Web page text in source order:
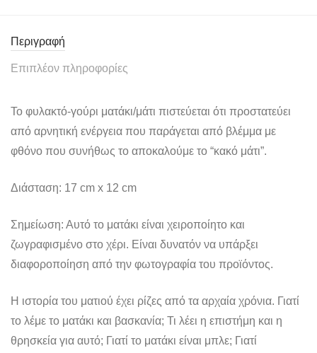
Περιγραφή
Επιπλέον πληροφορίες
Το φυλακτό-γούρι ματάκι/μάτι πιστεύεται ότι προστατεύει
από αρνητική ενέργεια που παράγεται από βλέμμα με
φθόνο που συνήθως το αποκαλούμε το “κακό μάτι”.
Διάσταση: 17 cm x 12 cm
Σημείωση: Αυτό το ματάκι είναι χειροποίητο και
ζωγραφισμένο στο χέρι. Είναι δυνατόν να υπάρξει
διαφοροποίηση από την φωτογραφία του προϊόντος.
Η ιστορία του ματιού έχει ρίζες από τα αρχαία χρόνια. Γιατί
το λέμε το ματάκι και βασκανία; Τι λέει η επιστήμη και η
θρησκεία για αυτό; Γιατί το ματάκι είναι μπλε; Γιατί